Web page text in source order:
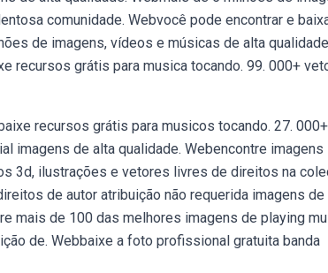
comunidade. Webvocê pode encontrar e
de imagens, vídeos e músicas de alta qualidade
recursos grátis para musica tocando. 99. 000+
recursos grátis para musicos tocando. 27. 000+
imagens de alta qualidade. Webencontre
3d, ilustrações e vetores livres de direitos na
de autor atribuição não requerida imagens de
mais de 100 das melhores imagens de playing
de. Webbaixe a foto profissional gratuita banda